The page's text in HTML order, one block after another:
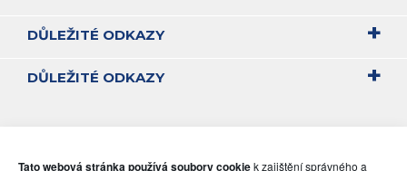
Tato webová stránka používá soubory cookiek zajištění správného a
DŮLEŽITÉ ODKAZY
DŮLEŽITÉ ODKAZY